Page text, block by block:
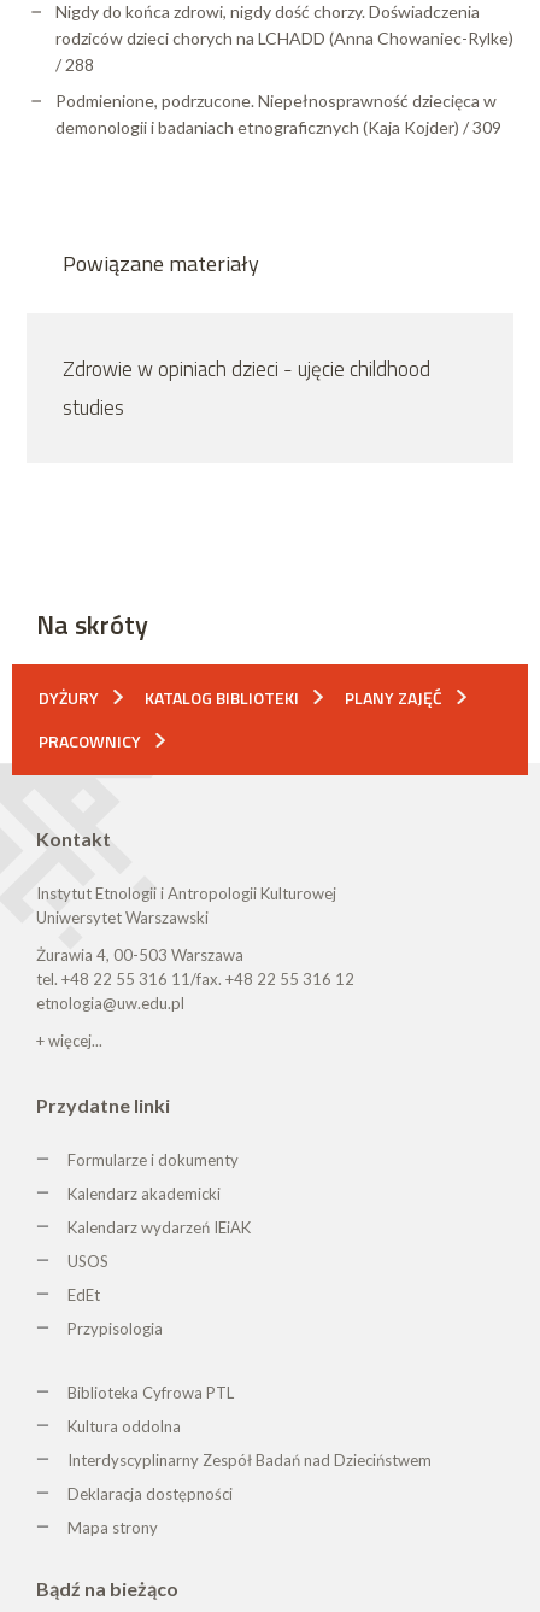
Nigdy do końca zdrowi, nigdy dość chorzy. Doświadczenia
rodziców dzieci chorych na LCHADD (Anna Chowaniec-Rylke)
/ 288
Podmienione, podrzucone. Niepełnosprawność dziecięca w
demonologii i badaniach etnograficznych (Kaja Kojder) / 309
Powiązane materiały
Zdrowie w opiniach dzieci - ujęcie childhood
studies
Na skróty
DYŻURY KATALOG BIBLIOTEKI
PLANY ZAJĘĆ
PRACOWNICY
Kontakt
Instytut Etnologii i Antropologii Kulturowej
Uniwersytet Warszawski
Żurawia 4, 00-503 Warszawa
tel. +48 22 55 316 11/fax. +48 22 55 316 12
etnologia@uw.edu.pl
+ więcej...
Przydatne linki
Formularze i dokumenty
Kalendarz akademicki
Kalendarz wydarzeń IEiAK
USOS
EdEt
Przypisologia
Biblioteka Cyfrowa PTL
Kultura oddolna
Interdyscyplinarny Zespół Badań nad Dzieciństwem
Deklaracja dostępności
Mapa strony
Bądź na bieżąco